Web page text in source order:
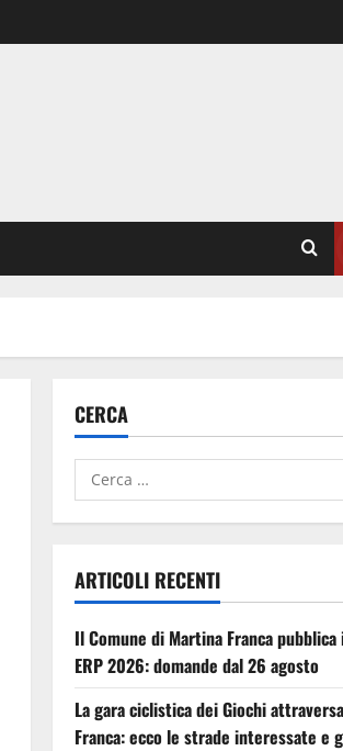
CERCA
ARTICOLI RECENTI
Il Comune di Martina Franca
ERP 2026: domande dal 26 agosto
La gara ciclistica dei Giochi
Franca: ecco le strade interessate e